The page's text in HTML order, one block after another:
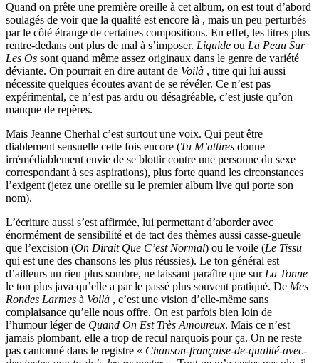
Quand on prête une première oreille à cet album, on est tout d’abord
soulagés de voir que la qualité est encore là , mais un peu perturbés
par le côté étrange de certaines compositions. En effet, les titres plus
rentre-dedans ont plus de mal à s’imposer. Liquide ou La Peau Sur
Les Os sont quand même assez originaux dans le genre de variété
déviante. On pourrait en dire autant de Voilà , titre qui lui aussi
nécessite quelques écoutes avant de se révéler. Ce n’est pas
expérimental, ce n’est pas ardu ou désagréable, c’est juste qu’on
manque de repères.
Mais Jeanne Cherhal c’est surtout une voix. Qui peut être
diablement sensuelle cette fois encore (Tu M’attires donne
irrémédiablement envie de se blottir contre une personne du sexe
correspondant à ses aspirations), plus forte quand les circonstances
l’exigent (jetez une oreille su le premier album live qui porte son
nom).
L’écriture aussi s’est affirmée, lui permettant d’aborder avec
énormément de sensibilité et de tact des thèmes aussi casse-gueule
que l’excision (On Dirait Que C’est Normal) ou le voile (Le Tissu
qui est une des chansons les plus réussies). Le ton général est
d’ailleurs un rien plus sombre, ne laissant paraître que sur La Tonne
le ton plus java qu’elle a par le passé plus souvent pratiqué. De Mes
Rondes Larmes à Voilà , c’est une vision d’elle-même sans
complaisance qu’elle nous offre. On est parfois bien loin de
l’humour léger de Quand On Est Très Amoureux. Mais ce n’est
jamais plombant, elle a trop de recul narquois pour ça. On ne reste
pas cantonné dans le registre « Chanson-française-de-qualité-avec-